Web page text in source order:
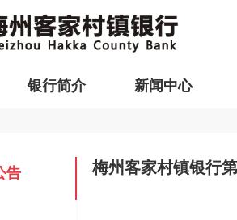
银行简介 新闻中心
告 梅州客家村镇银行